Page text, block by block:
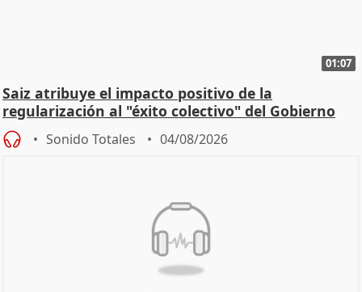
01:07
Saiz atribuye el impacto positivo de la
regularización al "éxito colectivo" del Gobierno
Sonido Totales 04/08/2026